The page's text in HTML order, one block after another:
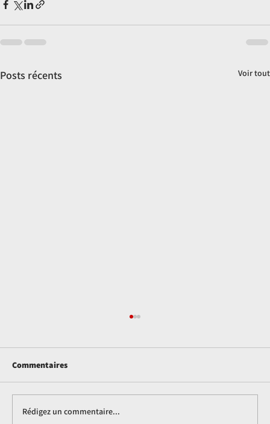
Posts récents Voir tout
Commentaires
Rédigez un commentaire...